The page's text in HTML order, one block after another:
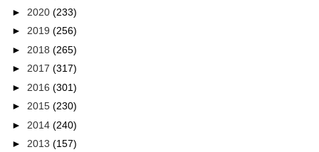
► 2020 (233)
► 2019 (256)
► 2018 (265)
► 2017 (317)
► 2016 (301)
► 2015 (230)
► 2014 (240)
► 2013 (157)